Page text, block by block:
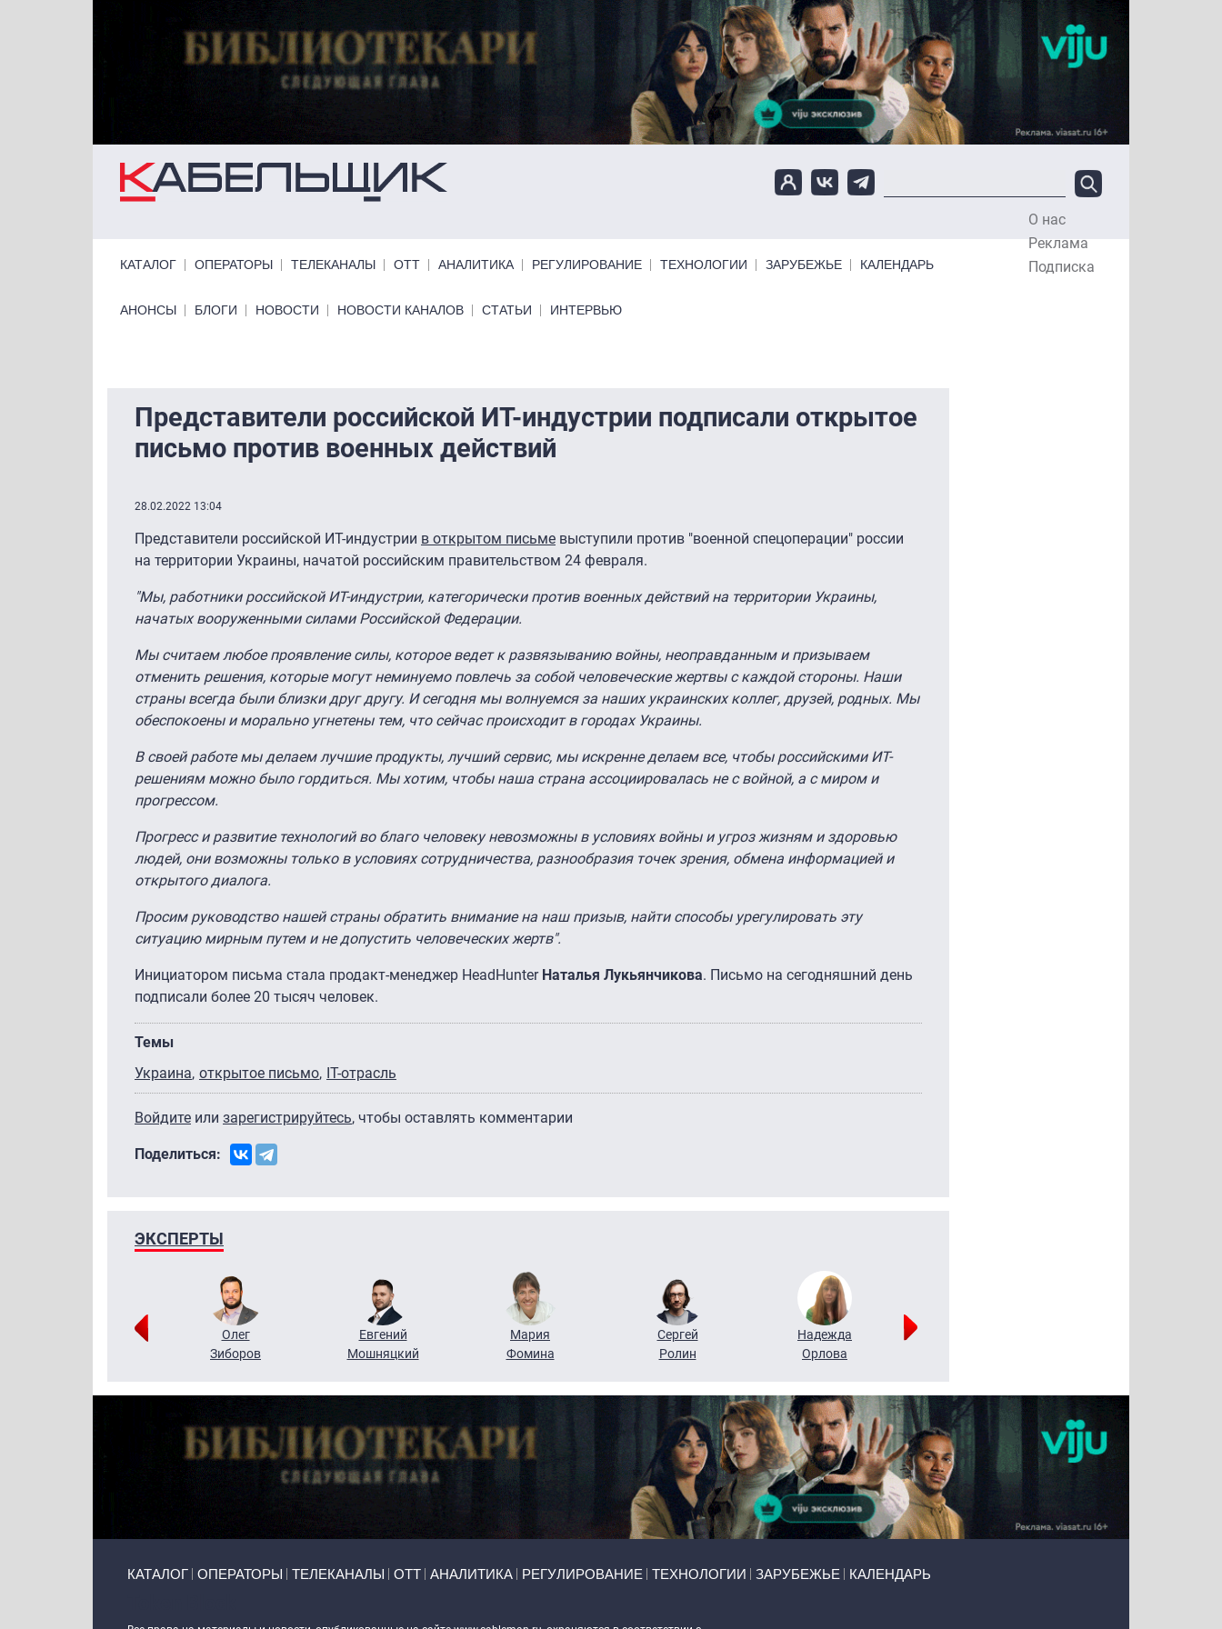
О нас
Реклама
Подписка
КАТАЛОГ ОПЕРАТОРЫ ТЕЛЕКАНАЛЫ ОТТ АНАЛИТИКА РЕГУЛИРОВАНИЕ ТЕХНОЛОГИИ ЗАРУБЕЖЬЕ КАЛЕНДАРЬ
Primary links bottom
АНОНСЫ БЛОГИ НОВОСТИ НОВОСТИ КАНАЛОВ СТАТЬИ ИНТЕРВЬЮ
Представители российской ИТ-индустрии подписали открытое
письмо против военных действий
28.02.2022 13:04
Представители российской ИТ-индустрии в открытом письме выступили против "военной спецоперации" россии
на территории Украины, начатой российским правительством 24 февраля.
"Мы, работники российской ИТ-индустрии, категорически против военных действий на территории Украины,
начатых вооруженными силами Российской Федерации.
Мы считаем любое проявление силы, которое ведет к развязыванию войны, неоправданным и призываем
отменить решения, которые могут неминуемо повлечь за собой человеческие жертвы с каждой стороны. Наши
страны всегда были близки друг другу. И сегодня мы волнуемся за наших украинских коллег, друзей, родных. Мы
обеспокоены и морально угнетены тем, что сейчас происходит в городах Украины.
В своей работе мы делаем лучшие продукты, лучший сервис, мы искренне делаем все, чтобы российскими ИТ-
решениям можно было гордиться. Мы хотим, чтобы наша страна ассоциировалась не с войной, а с миром и
прогрессом.
Прогресс и развитие технологий во благо человеку невозможны в условиях войны и угроз жизням и здоровью
людей, они возможны только в условиях сотрудничества, разнообразия точек зрения, обмена информацией и
открытого диалога.
Просим руководство нашей страны обратить внимание на наш призыв, найти способы урегулировать эту
ситуацию мирным путем и не допустить человеческих жертв".
Инициатором письма стала продакт-менеджер HeadHunter Наталья Лукьянчикова. Письмо на сегодняшний день
подписали более 20 тысяч человек.
Темы
Украина открытое письмо IT-отрасль
Войдите или зарегистрируйтесь, чтобы оставлять комментарии
Поделиться:
ЭКСПЕРТЫ
Олег
Зиборов
Евгений
Мошняцкий
Мария
Фомина
Сергей
Ролин
Надежда
Орлова
КАТАЛОГ ОПЕРАТОРЫ ТЕЛЕКАНАЛЫ ОТТ АНАЛИТИКА РЕГУЛИРОВАНИЕ ТЕХНОЛОГИИ ЗАРУБЕЖЬЕ КАЛЕНДАРЬ